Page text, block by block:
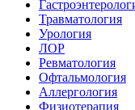
Травматология
Урология
ЛОР
Ревматология
Офтальмология
Аллергология
Физиотерапия